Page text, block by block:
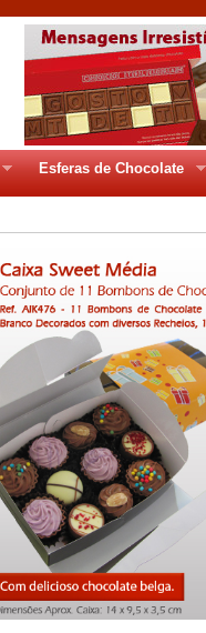
Esferas de Chocolate